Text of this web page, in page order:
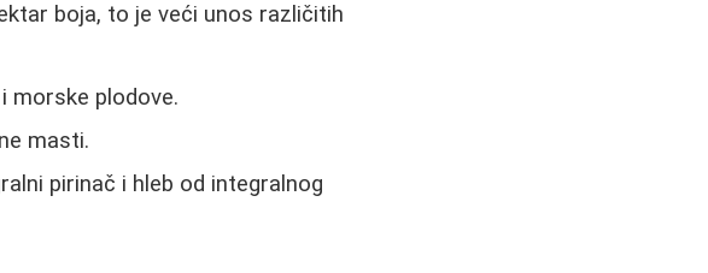
boja, to je veći unos različitih
morske plodove.
masti.
pirinač i hleb od integralnog